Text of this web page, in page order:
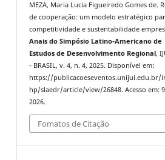
MEZA, Maria Lucia Figueiredo Gomes de.
de cooperação: um modelo estratégico
competitividade e sustentabilidade
Anais do Simpósio Latino-Americano de
Estudos de Desenvolvimento Regional,
- BRASIL, v. 4, n. 4, 2025. Disponível em:
https://publicacoeseventos.unijui.edu.br/
hp/slaedr/article/view/26848. Acesso em:
2026.
Fomatos de Citação